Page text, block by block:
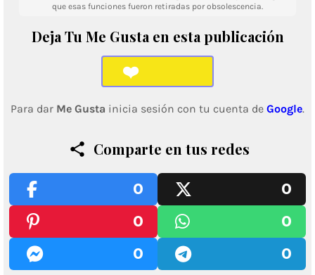
que esas funciones fueron retiradas por obsolescencia.
Deja Tu Me Gusta en esta publicación
❤️
Para dar Me Gusta inicia sesión con tu cuenta de Google.
Comparte en tus redes
0
0
0
0
0
0